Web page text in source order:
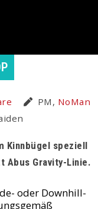
PM, NoMan
Kinnbügel speziell
Abus Gravity-Linie.
oder Downhill-